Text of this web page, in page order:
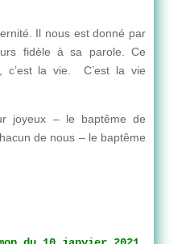
Il nous est donné par
fidèle à sa parole. Ce
c’est la vie. C’est la vie
joyeux – le baptême de
de nous – le baptême